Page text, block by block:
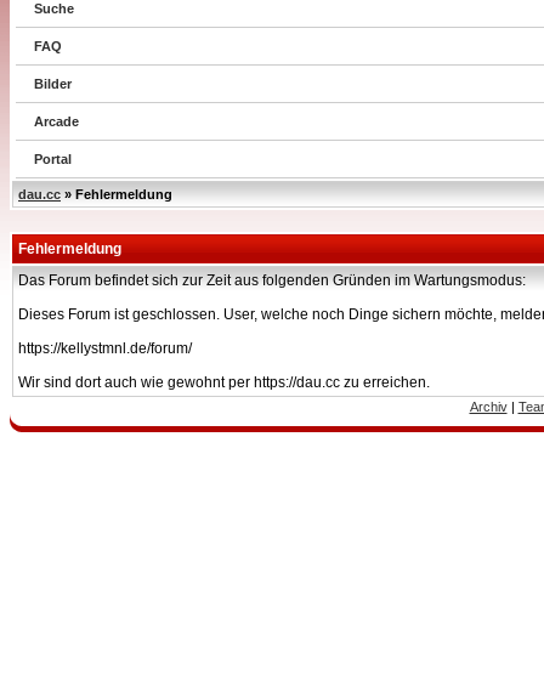
Suche
FAQ
Bilder
Arcade
Portal
dau.cc » Fehlermeldung
Fehlermeldung
Das Forum befindet sich zur Zeit aus folgenden Gründen im Wartungsmodus:
Dieses Forum ist geschlossen. User, welche noch Dinge sichern möchte,
https://kellystmnl.de/forum/
Wir sind dort auch wie gewohnt per https://dau.cc zu erreichen.
Archiv|